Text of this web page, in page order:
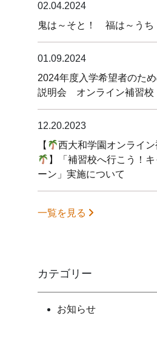
02.04.2024
鬼は～そと！ 福は～うち
01.09.2024
2024年度入学希望者のた
説明会 オンライン補習校
12.20.2023
【
西大和学園オンライン
】「補習校へ行こう！
ーン」実施について
一覧を見る
カテゴリー
お知らせ